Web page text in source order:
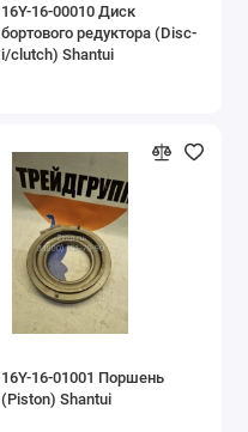
16Y-16-00010 Диск
бортового редуктора (Disc-
i/clutch) Shantui
16Y-16-01001 Поршень
(Piston) Shantui